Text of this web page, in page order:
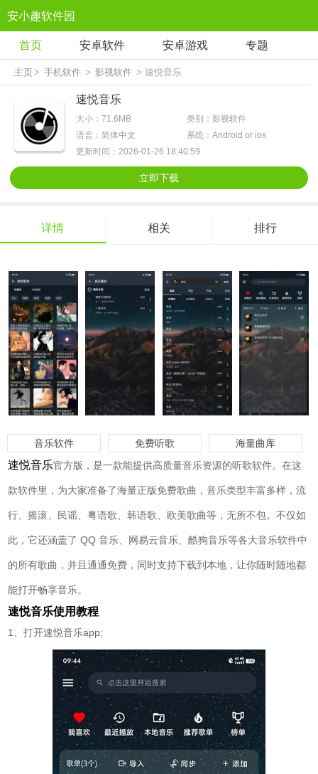
安小趣软件园
首页 安卓软件 安卓游戏 专题
主页> 手机软件 > 影视软件 > 速悦音乐
速悦音乐
大小：71.6MB
类别：影视软件
语言：简体中文
系统：Android or ios
更新时间：2026-01-26 18:40:59
立即下载
详情 相关 排行
音乐软件 免费听歌 海量曲库
速悦音乐官方版，是一款能提供高质量音乐资源的听歌软件。在这
款软件里，为大家准备了海量正版免费歌曲，音乐类型丰富多样，流
行、摇滚、民谣、粤语歌、韩语歌、欧美歌曲等，无所不包。不仅如
此，它还涵盖了 QQ 音乐、网易云音乐、酷狗音乐等各大音乐软件中
的所有歌曲，并且通通免费，同时支持下载到本地，让你随时随地都
能打开畅享音乐。
速悦音乐使用教程
1、打开速悦音乐app;